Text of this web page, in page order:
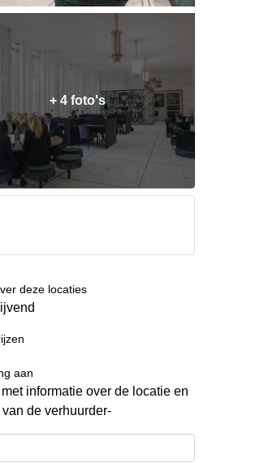
+ 4 foto's
deze locaties
aan
informatie over de locatie en
de verhuurder-